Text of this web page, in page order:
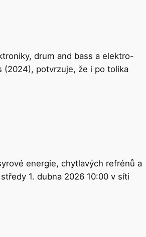
drum and bass a elektro-
(2024), potvrzuje, že i po tolika
energie, chytlavých refrénů a
1. dubna 2026 10:00 v síti